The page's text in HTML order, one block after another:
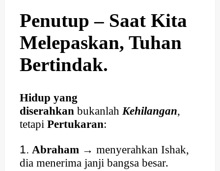
Penutup – Saat Kita
Melepaskan, Tuhan
Bertindak.
Hidup yang
diserahkan bukanlah Kehilangan,
tetapi Pertukaran:
Abraham → menyerahkan Ishak,
dia menerima janji bangsa besar.